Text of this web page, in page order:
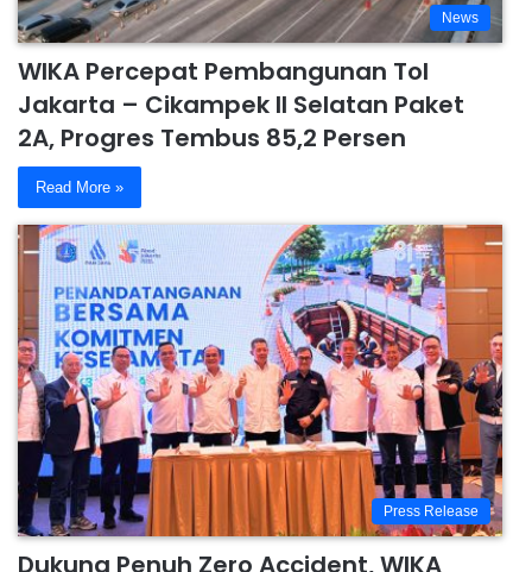
News
WIKA Percepat Pembangunan Tol
Jakarta – Cikampek II Selatan Paket
2A, Progres Tembus 85,2 Persen
Read More »
Press Release
Dukung Penuh Zero Accident, WIKA